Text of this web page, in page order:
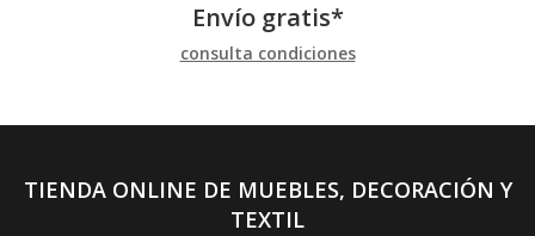
Envío gratis*
consulta condiciones
TIENDA ONLINE DE MUEBLES, DECORACIÓN Y
TEXTIL